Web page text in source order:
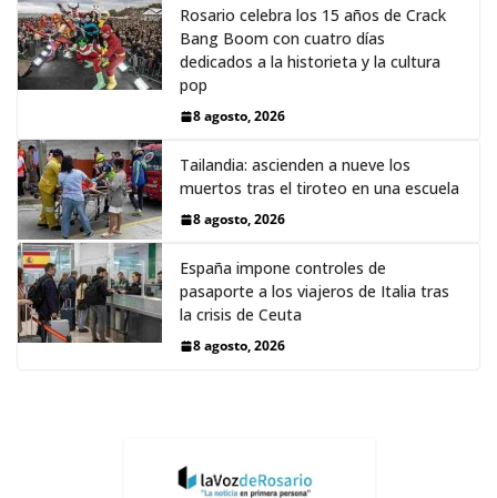
Rosario celebra los 15 años de Crack
Bang Boom con cuatro días
dedicados a la historieta y la cultura
pop
8 agosto, 2026
Tailandia: ascienden a nueve los
muertos tras el tiroteo en una escuela
8 agosto, 2026
España impone controles de
pasaporte a los viajeros de Italia tras
la crisis de Ceuta
8 agosto, 2026